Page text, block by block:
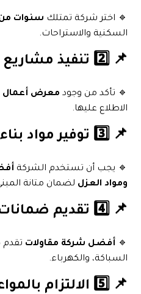
🔹 اختر شركة تمتلك سنوات من
السكنية والاستراحات.
📌 2️⃣ تنفيذ مشاريع سابقة ناجحة
🔹 تأكد من وجود معرض أعمال
الاطلاع عليها.
📌 3️⃣ توفير مواد بناء عالية الجودة
🔹 يجب أن تستخدم الشركة
ومواد العزل لضمان متانة
📌 4️⃣ تقديم ضمانات على العمل
🔹 أفضل شركة مقاولات تقدم
السباكة، والكهرباء.
📌 5️⃣ الالتزام